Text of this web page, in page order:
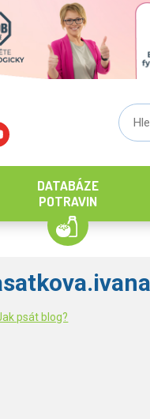
DATABÁZE
POTRAVIN
psát blog?